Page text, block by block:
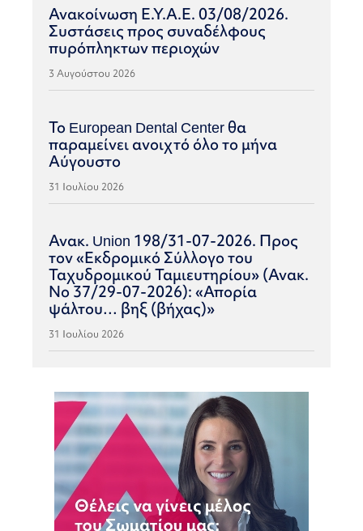
Ανακοίνωση Ε.Υ.Α.Ε. 03/08/2026.
Συστάσεις προς συναδέλφους
πυρόπληκτων περιοχών
3 Αυγούστου 2026
Το European Dental Center θα
παραμείνει ανοιχτό όλο το μήνα
Αύγουστο
31 Ιουλίου 2026
Ανακ. Union 198/31-07-2026. Προς
τον «Εκδρομικό Σύλλογο του
Ταχυδρομικού Ταμιευτηρίου» (Ανακ.
Νο 37/29-07-2026): «Απορία
ψάλτου… βηξ (βήχας)»
31 Ιουλίου 2026